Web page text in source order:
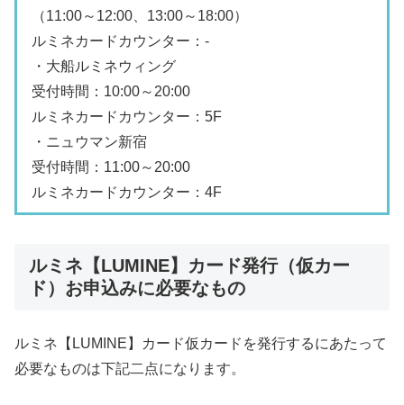
（11:00～12:00、13:00～18:00）
ルミネカードカウンター：-
・大船ルミネウィング
受付時間：10:00～20:00
ルミネカードカウンター：5F
・ニュウマン新宿
受付時間：11:00～20:00
ルミネカードカウンター：4F
ルミネ【LUMINE】カード発行（仮カー
ド）お申込みに必要なもの
ルミネ【LUMINE】カード仮カードを発行するにあたって
必要なものは下記二点になります。